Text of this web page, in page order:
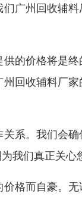
广州回收辅
的价格将是
回收辅料厂
系。我们会
我们真正关心
格而自豪。